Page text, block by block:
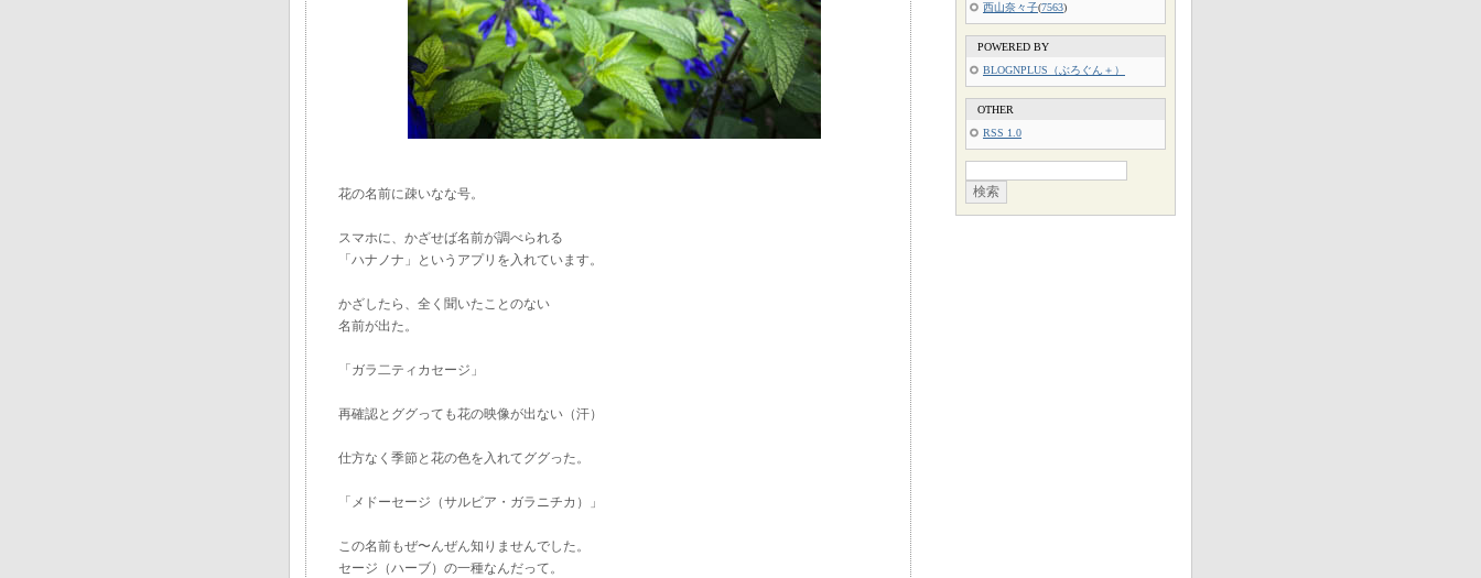
花の名前に疎いなな号。
スマホに、かざせば名前が調べられる
「ハナノナ」というアプリを入れています。
かざしたら、全く聞いたことのない
名前が出た。
「ガラ二ティカセージ」
再確認とググっても花の映像が出ない（汗）
仕方なく季節と花の色を入れてググった。
「メドーセージ（サルビア・ガラニチカ）」
この名前もぜ〜んぜん知りませんでした。
セージ（ハーブ）の一種なんだって。
西山奈々子(7563)
POWERED BY
BLOGNPLUS（ぶろぐん＋）
OTHER
RSS 1.0